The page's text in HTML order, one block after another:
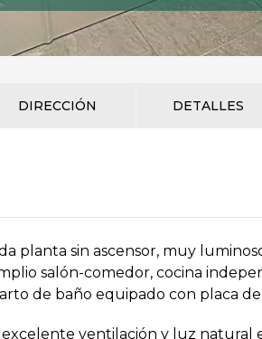
DIRECCIÓN DETALLES
planta sin ascensor, muy
salón-comedor, cocina
de baño equipado con placa
ventilación y luz natural